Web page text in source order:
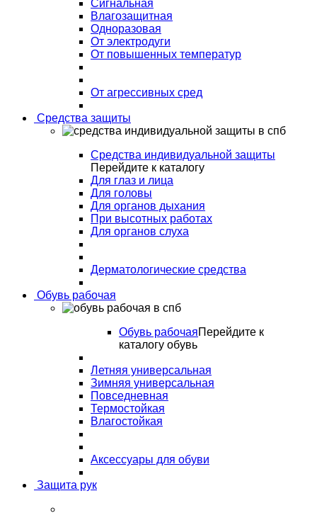
Сигнальная
Влагозащитная
Одноразовая
От электродуги
От повышенных температур
От агрессивных сред
Средства защиты
Средства индивидуальной защиты
Перейдите к каталогу
Для глаз и лица
Для головы
Для органов дыхания
При высотных работах
Для органов слуха
Дерматологические средства
Обувь рабочая
Обувь рабочаяПерейдите к
каталогу обувь
Летняя универсальная
Зимняя универсальная
Повседневная
Термостойкая
Влагостойкая
Аксессуары для обуви
Защита рук